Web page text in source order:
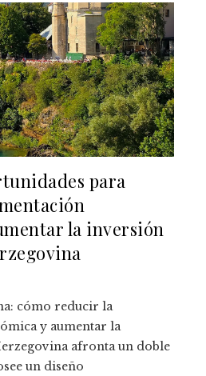
para
la inversión
cómo reducir la
y aumentar la
afronta un doble
un diseño